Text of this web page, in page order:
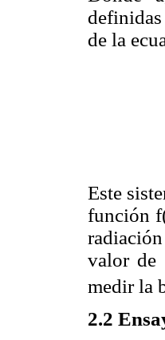
de la
Este
función
valor de
medir la
2.2